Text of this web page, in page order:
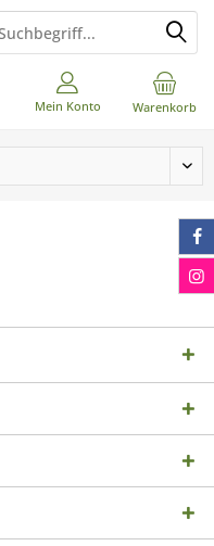
Warenkorb
Mein Konto